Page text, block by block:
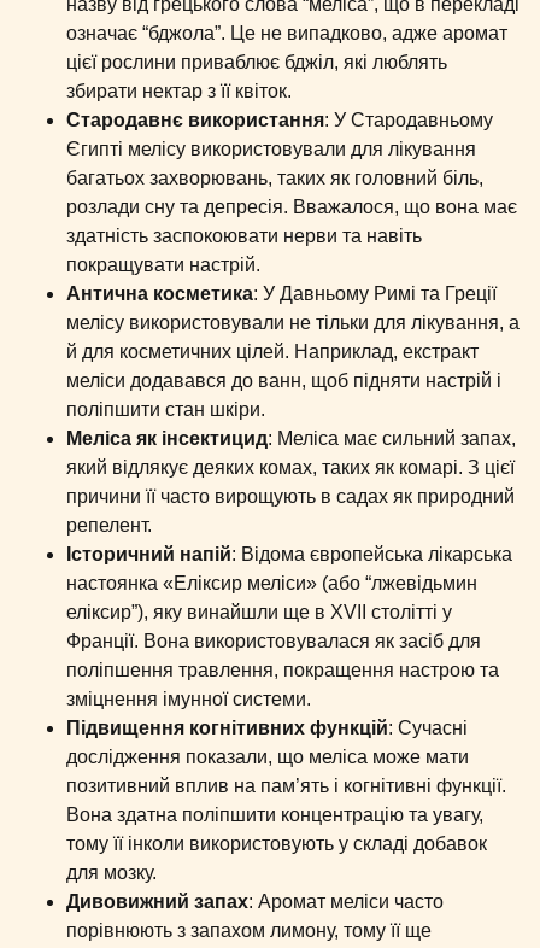
назву від грецького слова “меліса”, що в перекладі
означає “бджола”. Це не випадково, адже аромат
цієї рослини приваблює бджіл, які люблять
збирати нектар з її квіток.
Стародавнє використання: У Стародавньому
Єгипті мелісу використовували для лікування
багатьох захворювань, таких як головний біль,
розлади сну та депресія. Вважалося, що вона має
здатність заспокоювати нерви та навіть
покращувати настрій.
Антична косметика: У Давньому Римі та Греції
мелісу використовували не тільки для лікування, а
й для косметичних цілей. Наприклад, екстракт
меліси додавався до ванн, щоб підняти настрій і
поліпшити стан шкіри.
Меліса як інсектицид: Меліса має сильний запах,
який відлякує деяких комах, таких як комарі. З цієї
причини її часто вирощують в садах як природний
репелент.
Історичний напій: Відома європейська лікарська
настоянка «Еліксир меліси» (або “лжевідьмин
еліксир”), яку винайшли ще в XVII столітті у
Франції. Вона використовувалася як засіб для
поліпшення травлення, покращення настрою та
зміцнення імунної системи.
Підвищення когнітивних функцій: Сучасні
дослідження показали, що меліса може мати
позитивний вплив на пам’ять і когнітивні функції.
Вона здатна поліпшити концентрацію та увагу,
тому її інколи використовують у складі добавок
для мозку.
Дивовижний запах: Аромат меліси часто
порівнюють з запахом лимону, тому її ще